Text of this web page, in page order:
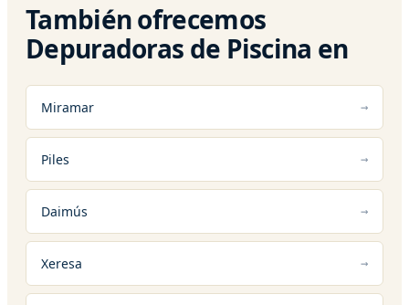
También ofrecemos
Depuradoras de Piscina en
Miramar
Piles
Daimús
Xeresa